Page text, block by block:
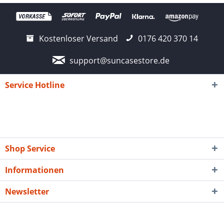
Kostenloser Versand
0176 420 370 14
support@suncasestore.de
Service Hotline
Shop Service
Informationen
Newsletter